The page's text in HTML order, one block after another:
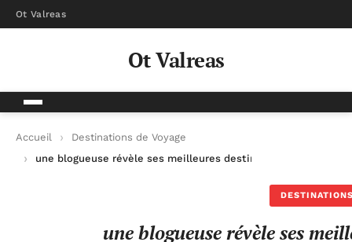
Ot Valreas
Ot Valreas
Accueil
Destinations de Voyage
une blogueuse révèle ses meilleures destinations de voyage
une blogueuse révèle ses